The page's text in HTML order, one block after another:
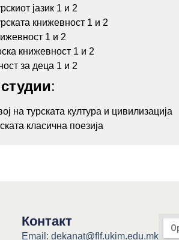
јазик 1 и 2
книжевност 1 и 2
1 и 2
книжевност 1 и 2
за деца 1 и 2
:
на турската култура и цивилизација
класична поезија
Контакт
Email: dekanat@flf.ukim.edu.mk